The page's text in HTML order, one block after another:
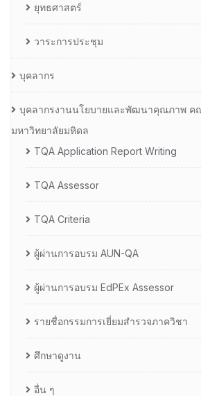
ยุทธศาสตร์
วาระการประชุม
บุคลากร
บุคลากรงานนโยบายและพัฒนาคุณภาพ ค
มหาวิทยาลัยมหิดล
TQA Application Report Writing
TQA Assessor
TQA Criteria
ผู้ผ่านการอบรม AUN-QA
ผู้ผ่านการอบรม EdPEx Assessor
รายชื่อกรรมการเยี่ยมสำรวจภาควิชา
ศึกษาดูงาน
อื่น ๆ